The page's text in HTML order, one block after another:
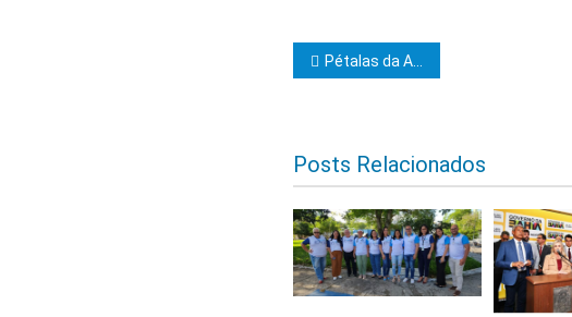
Navegação de Post
Pétalas da Acácia realiza o 1º Forro do Bode
Posts Relacionados